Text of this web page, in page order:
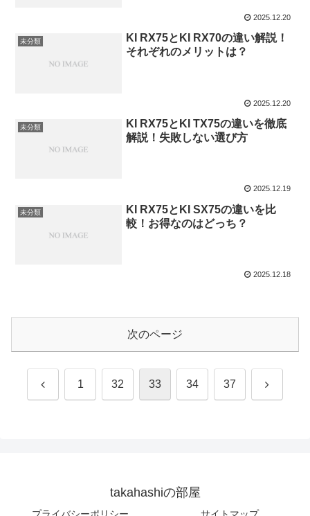
2025.12.20
未分類
KI RX75とKI RX70の違い解説！
それぞれのメリットは？
2025.12.20
未分類
KI RX75とKI TX75の違いを徹底
解説！失敗しない選び方
2025.12.19
未分類
KI RX75とKI SX75の違いを比
較！お得なのはどっち？
2025.12.18
次のページ
前 1 32 33 34 37 次
takahashiの部屋